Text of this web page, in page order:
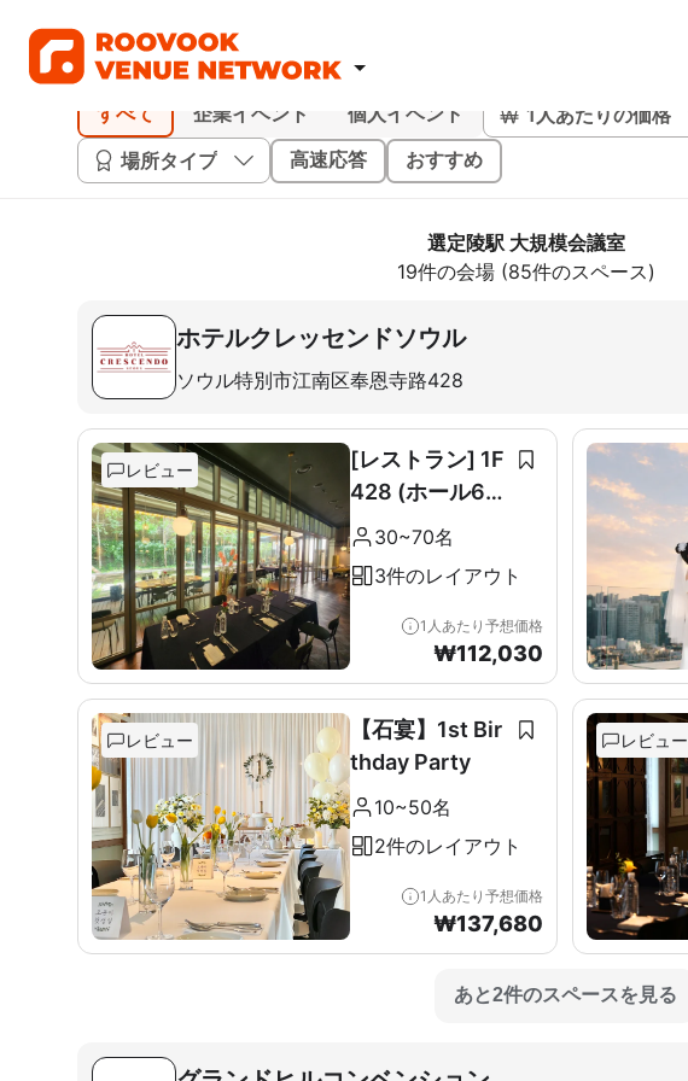
すべて 企業イベント 個人イベント 1人あたりの価格
場所タイプ
高速応答 おすすめ
選定陵駅 大規模会議室
19件の会場 (85件のスペース)
ホテルクレッセンドソウル
ソウル特別市江南区奉恩寺路428
レビュー
[レストラン] 1F
428 (ホール60
席+ルーム10席)
30~70名
3件のレイアウト
1人あたり予想価格
₩112,030
レビュー
【石宴】1st Bir
thday Party
10~50名
2件のレイアウト
1人あたり予想価格
₩137,680
レビュー
あと2件のスペースを見る